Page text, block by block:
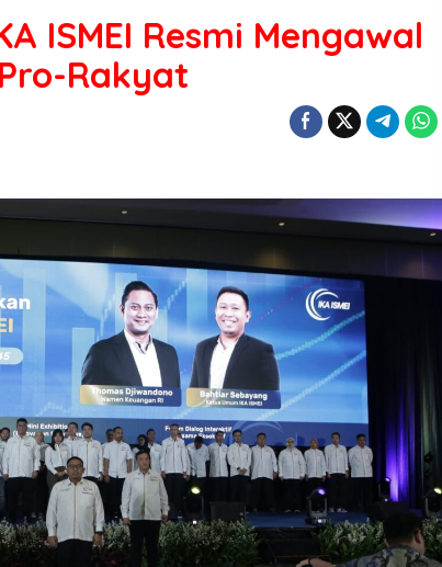
ISMEI Resmi Mengawal
Rakyat